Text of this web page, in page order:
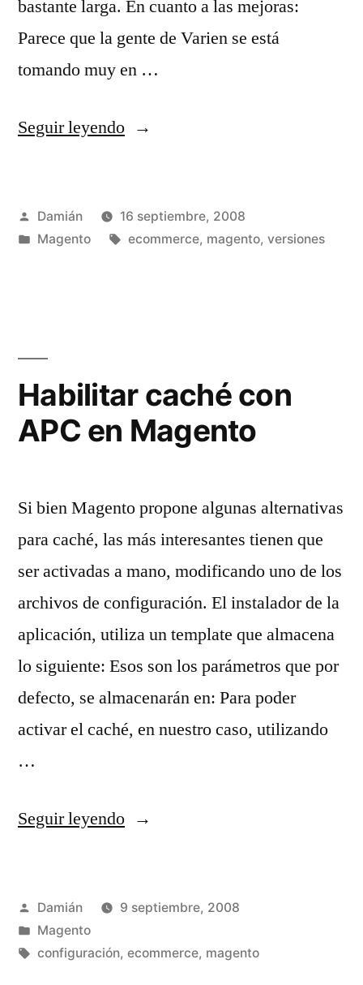
bastante larga. En cuanto a las mejoras:
Parece que la gente de Varien se está
tomando muy en …
Seguir leyendo«Magento
Publicado
por
Damián
16 septiembre, 2008
Publicado
Magento Etiquetas:
ecommerce, magento, versiones
Habilitar caché con
APC en Magento
Si bien Magento propone algunas alternativas
para caché, las más interesantes tienen que
ser activadas a mano, modificando uno de los
archivos de configuración. El instalador de la
aplicación, utiliza un template que almacena
lo siguiente: Esos son los parámetros que por
defecto, se almacenarán en: Para poder
activar el caché, en nuestro caso, utilizando
…
Seguir leyendo«Habilitar
APC
Publicado
por
Damián
9 septiembre, 2008
Publicado
en
Magento
Etiquetas:
configuración, ecommerce, magento